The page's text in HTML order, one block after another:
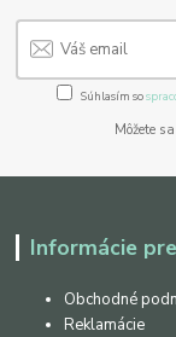
Súhlasím so
Môžete
Informácie
Obchodné
Reklamácie